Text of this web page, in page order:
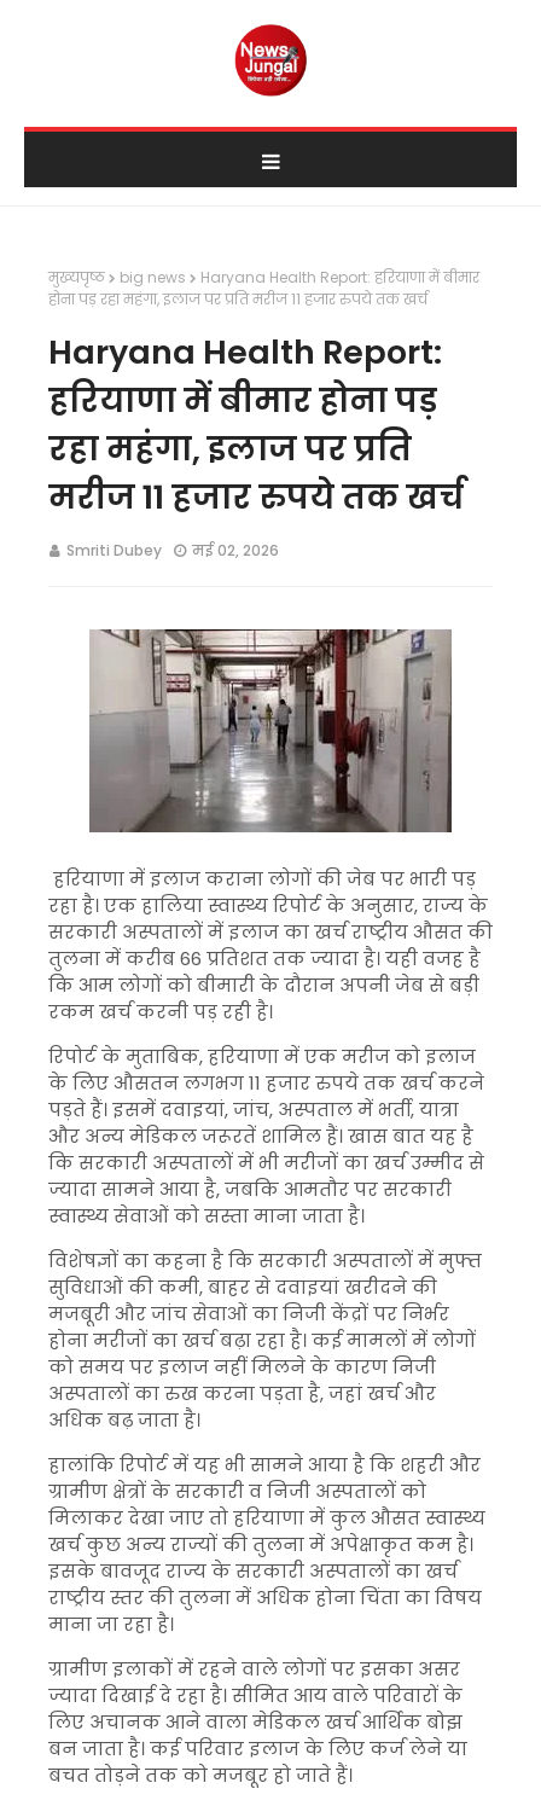
मुख्यपृष्ठ big news
Haryana Health Report: हरियाणा में बीमार
होना पड़ रहा महंगा, इलाज पर प्रति मरीज 11 हजार रुपये तक खर्च
Haryana Health Report:
हरियाणा में बीमार होना पड़
रहा महंगा, इलाज पर प्रति
मरीज 11 हजार रुपये तक खर्च
Smriti Dubey मई 02, 2026
हरियाणा में इलाज कराना लोगों की जेब पर भारी पड़
रहा है। एक हालिया स्वास्थ्य रिपोर्ट के अनुसार, राज्य के
सरकारी अस्पतालों में इलाज का खर्च राष्ट्रीय औसत की
तुलना में करीब 66 प्रतिशत तक ज्यादा है। यही वजह है
कि आम लोगों को बीमारी के दौरान अपनी जेब से बड़ी
रकम खर्च करनी पड़ रही है।
रिपोर्ट के मुताबिक, हरियाणा में एक मरीज को इलाज
के लिए औसतन लगभग 11 हजार रुपये तक खर्च करने
पड़ते हैं। इसमें दवाइयां, जांच, अस्पताल में भर्ती, यात्रा
और अन्य मेडिकल जरूरतें शामिल हैं। खास बात यह है
कि सरकारी अस्पतालों में भी मरीजों का खर्च उम्मीद से
ज्यादा सामने आया है, जबकि आमतौर पर सरकारी
स्वास्थ्य सेवाओं को सस्ता माना जाता है।
विशेषज्ञों का कहना है कि सरकारी अस्पतालों में मुफ्त
सुविधाओं की कमी, बाहर से दवाइयां खरीदने की
मजबूरी और जांच सेवाओं का निजी केंद्रों पर निर्भर
होना मरीजों का खर्च बढ़ा रहा है। कई मामलों में लोगों
को समय पर इलाज नहीं मिलने के कारण निजी
अस्पतालों का रुख करना पड़ता है, जहां खर्च और
अधिक बढ़ जाता है।
हालांकि रिपोर्ट में यह भी सामने आया है कि शहरी और
ग्रामीण क्षेत्रों के सरकारी व निजी अस्पतालों को
मिलाकर देखा जाए तो हरियाणा में कुल औसत स्वास्थ्य
खर्च कुछ अन्य राज्यों की तुलना में अपेक्षाकृत कम है।
इसके बावजूद राज्य के सरकारी अस्पतालों का खर्च
राष्ट्रीय स्तर की तुलना में अधिक होना चिंता का विषय
माना जा रहा है।
ग्रामीण इलाकों में रहने वाले लोगों पर इसका असर
ज्यादा दिखाई दे रहा है। सीमित आय वाले परिवारों के
लिए अचानक आने वाला मेडिकल खर्च आर्थिक बोझ
बन जाता है। कई परिवार इलाज के लिए कर्ज लेने या
बचत तोड़ने तक को मजबूर हो जाते हैं।